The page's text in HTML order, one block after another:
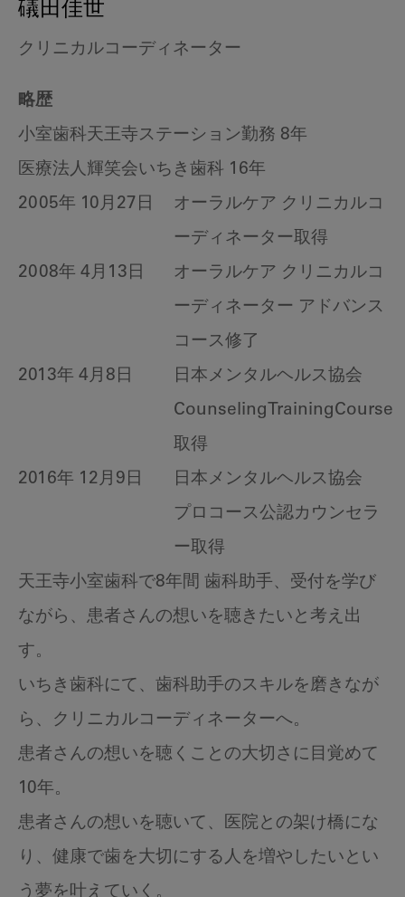
礒田佳世
クリニカルコーディネーター
略歴
小室歯科天王寺ステーション勤務 8年
医療法人輝笑会いちき歯科 16年
2005年 10月27日
オーラルケア クリニカルコ
ーディネーター取得
2008年 4月13日
オーラルケア クリニカルコ
ーディネーター アドバンス
コース修了
2013年 4月8日
日本メンタルヘルス協会
CounselingTrainingCourse
取得
2016年 12月9日
日本メンタルヘルス協会
プロコース公認カウンセラ
ー取得
天王寺小室歯科で8年間 歯科助手、受付を学び
ながら、患者さんの想いを聴きたいと考え出
す。
いちき歯科にて、歯科助手のスキルを磨きなが
ら、クリニカルコーディネーターへ。
患者さんの想いを聴くことの大切さに目覚めて
10年。
患者さんの想いを聴いて、医院との架け橋にな
り、健康で歯を大切にする人を増やしたいとい
う夢を叶えていく。